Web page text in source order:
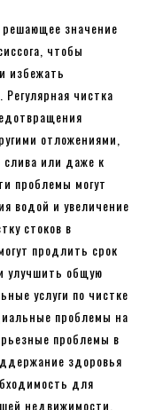
значение
чтобы
избежать
чистка
отложениями,
или даже к
проблемы могут
водой и увеличение
стоков в
продлить срок
улучшить общую
услуги по чистке
проблемы на
проблемы в
здоровья
для
недвижимости.